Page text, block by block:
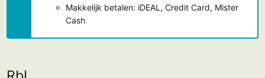
Makkelijk betalen: iDEAL, Credit Card, Mister
Cash